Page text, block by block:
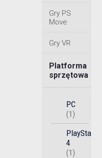
Gry PS
Move
Gry VR
Platforma
sprzętowa
PC
(1)
4
(1)